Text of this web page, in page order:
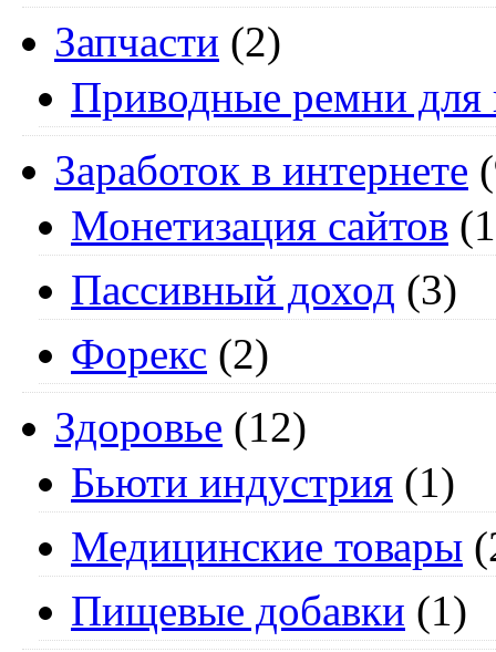
Запчасти (2)
Приводные ремни для
Заработок в интернете
Монетизация сайтов
Пассивный доход (3)
Форекс (2)
Здоровье (12)
Бьюти индустрия (1)
Медицинские товары
Пищевые добавки (1)